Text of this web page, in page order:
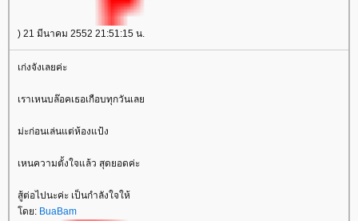
) 21 มีนาคม 2552 21:51:15 น.
เก่งจังเลยค่ะ
เราเหนบล๊อคเธอเกือบทุกวันเล
ม่ะก่อนเล่นแต่ห้องแป้ง
เหนความตั้งใจแล้ว สุดยอดค่ะ
สู้ต่อไปนะค่ะ เป็นกำลังใจให้
ดย: BuaBam